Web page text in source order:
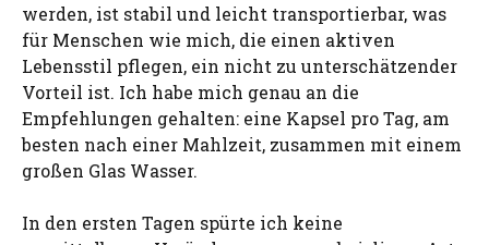
werden, ist stabil und leicht transportierbar, was
für Menschen wie mich, die einen aktiven
Lebensstil pflegen, ein nicht zu unterschätzender
Vorteil ist. Ich habe mich genau an die
Empfehlungen gehalten: eine Kapsel pro Tag, am
besten nach einer Mahlzeit, zusammen mit einem
großen Glas Wasser.
In den ersten Tagen spürte ich keine